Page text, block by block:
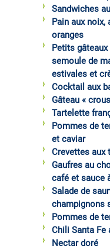
Sandwiches
Pain aux noix,
oranges
Petits
semoule de
estivales et
Cocktail aux
Gâteau «
Tartelette
Pommes de
et caviar
Crevettes aux
Gaufres au
café et sauce
Salade de
champignons
Pommes de
Chili Santa Fe
Nectar doré